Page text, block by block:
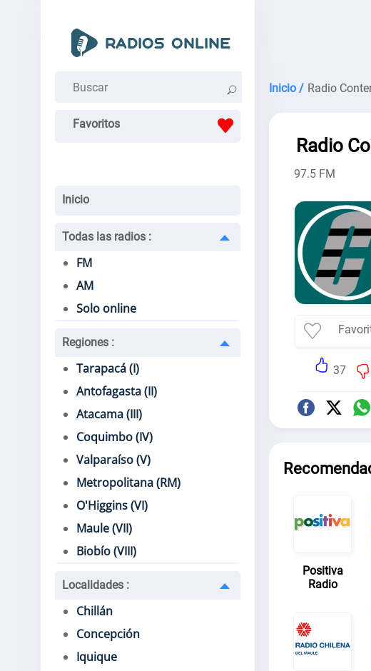
Favoritos
Inicio
Todas las radios :
FM
AM
Solo online
Regiones :
Tarapacá (I)
Antofagasta (II)
Atacama (III)
Coquimbo (IV)
Valparaíso (V)
Metropolitana (RM)
O'Higgins (VI)
Maule (VII)
Biobío (VIII)
Localidades :
Chillán
Concepción
Iquique
Inicio / Radio
Radio
97.5 FM
37
Positiva
Radio